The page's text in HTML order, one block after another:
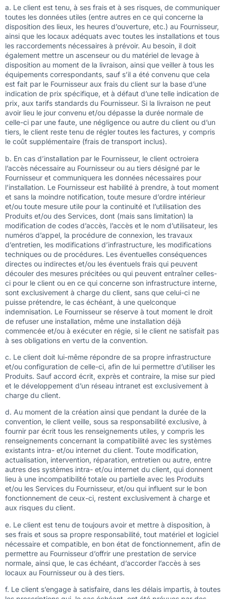
a. Le client est tenu, à ses frais et à ses risques, de communiquer
toutes les données utiles (entre autres en ce qui concerne la
disposition des lieux, les heures d’ouverture, etc.) au Fournisseur,
ainsi que les locaux adéquats avec toutes les installations et tous
les raccordements nécessaires à prévoir. Au besoin, il doit
également mettre un ascenseur ou du matériel de levage à
disposition au moment de la livraison, ainsi que veiller à tous les
équipements correspondants, sauf s’il a été convenu que cela
est fait par le Fournisseur aux frais du client sur la base d’une
indication de prix spécifique, et à défaut d’une telle indication de
prix, aux tarifs standards du Fournisseur. Si la livraison ne peut
avoir lieu le jour convenu et/ou dépasse la durée normale de
celle-ci par une faute, une négligence ou autre du client ou d’un
tiers, le client reste tenu de régler toutes les factures, y compris
le coût supplémentaire (frais de transport inclus).
b. En cas d’installation par le Fournisseur, le client octroiera
l’accès nécessaire au Fournisseur ou au tiers désigné par le
Fournisseur et communiquera les données nécessaires pour
l’installation. Le Fournisseur est habilité à prendre, à tout moment
et sans la moindre notification, toute mesure d’ordre intérieur
et/ou toute mesure utile pour la continuité et l’utilisation des
Produits et/ou des Services, dont (mais sans limitation) la
modification de codes d’accès, l’accès et le nom d’utilisateur, les
numéros d’appel, la procédure de connexion, les travaux
d’entretien, les modifications d’infrastructure, les modifications
techniques ou de procédures. Les éventuelles conséquences
directes ou indirectes et/ou les éventuels frais qui peuvent
découler des mesures précitées ou qui peuvent entraîner celles-
ci pour le client ou en ce qui concerne son infrastructure interne,
sont exclusivement à charge du client, sans que celui-ci ne
puisse prétendre, le cas échéant, à une quelconque
indemnisation. Le Fournisseur se réserve à tout moment le droit
de refuser une installation, même une installation déjà
commencée et/ou à exécuter en régie, si le client ne satisfait pas
à ses obligations en vertu de la convention.
c. Le client doit lui-même répondre de sa propre infrastructure
et/ou configuration de celle-ci, afin de lui permettre d’utiliser les
Produits. Sauf accord écrit, exprès et contraire, la mise sur pied
et le développement d’un réseau intranet est exclusivement à
charge du client.
d. Au moment de la création ainsi que pendant la durée de la
convention, le client veille, sous sa responsabilité exclusive, à
fournir par écrit tous les renseignements utiles, y compris les
renseignements concernant la compatibilité avec les systèmes
existants intra- et/ou internet du client. Toute modification,
actualisation, intervention, réparation, entretien ou autre, entre
autres des systèmes intra- et/ou internet du client, qui donnent
lieu à une incompatibilité totale ou partielle avec les Produits
et/ou les Services du Fournisseur, et/ou qui influent sur le bon
fonctionnement de ceux-ci, restent exclusivement à charge et
aux risques du client.
e. Le client est tenu de toujours avoir et mettre à disposition, à
ses frais et sous sa propre responsabilité, tout matériel et logiciel
nécessaire et compatible, en bon état de fonctionnement, afin de
permettre au Fournisseur d’offrir une prestation de service
normale, ainsi que, le cas échéant, d’accorder l’accès à ses
locaux au Fournisseur ou à des tiers.
f. Le client s’engage à satisfaire, dans les délais impartis, à toutes